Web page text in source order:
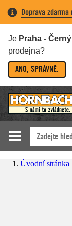
Doprava
Je Praha -
prodejna?
ANO, SPRÁVNĚ.
Úvodní stránka